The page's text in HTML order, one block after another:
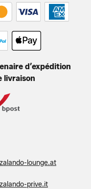
d’expédition
livraison
zalando-lounge.at
zalando-prive.it